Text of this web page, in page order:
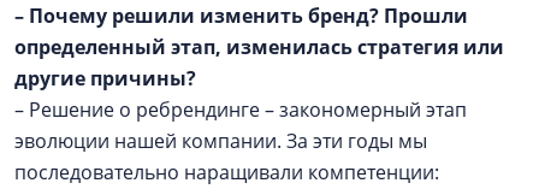
– Почему решили изменить бренд? Прошли
определенный этап, изменилась стратегия или
другие причины?
– Решение о ребрендинге – закономерный этап
эволюции нашей компании. За эти годы мы
последовательно наращивали компетенции: